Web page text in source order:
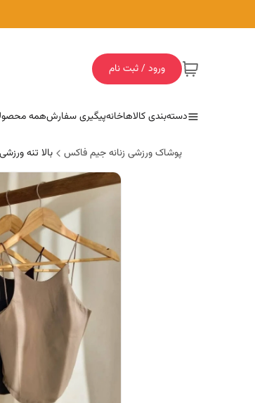
ورود / ثبت نام
دسته‌بندی کالاهاخانهپیگیری سفارشهمه
پوشاک ورزشی زنانه جیم فاکس بالا تنه ورزشی